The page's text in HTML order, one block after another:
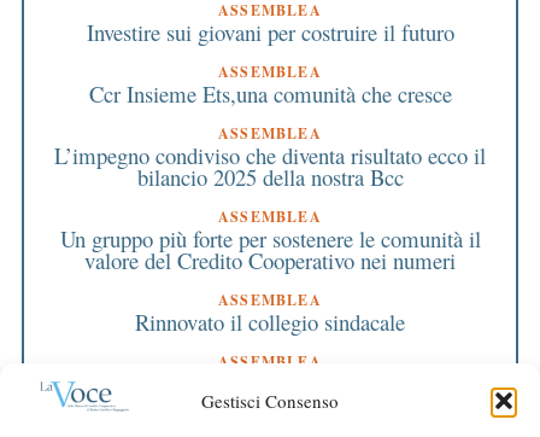
Gestisci Consenso
ASSEMBLEA
Investire sui giovani per costruire il futuro
ASSEMBLEA
Ccr Insieme Ets,una comunità che cresce
ASSEMBLEA
L’impegno condiviso che diventa risultato ecco il
bilancio 2025 della nostra Bcc
ASSEMBLEA
Un gruppo più forte per sostenere le comunità il
valore del Credito Cooperativo nei numeri
ASSEMBLEA
Rinnovato il collegio sindacale
ASSEMBLEA
Bilancio approvato all’unanimità e 2 milioni
destinati al territorio